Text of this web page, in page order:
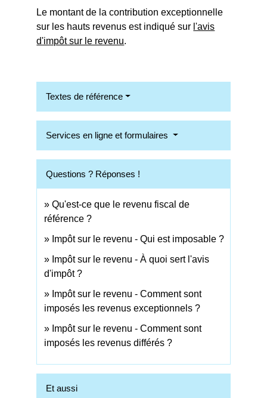
Le montant de la contribution exceptionnelle
sur les hauts revenus est indiqué sur l'avis
d'impôt sur le revenu.
Textes de référence
Services en ligne et formulaires
Questions ? Réponses !
Qu'est-ce que le revenu fiscal de
référence ?
Impôt sur le revenu - Qui est imposable ?
Impôt sur le revenu - À quoi sert l'avis
d'impôt ?
Impôt sur le revenu - Comment sont
imposés les revenus exceptionnels ?
Impôt sur le revenu - Comment sont
imposés les revenus différés ?
Et aussi